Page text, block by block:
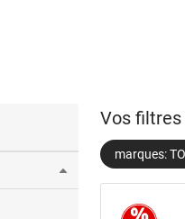
Vos
marques: